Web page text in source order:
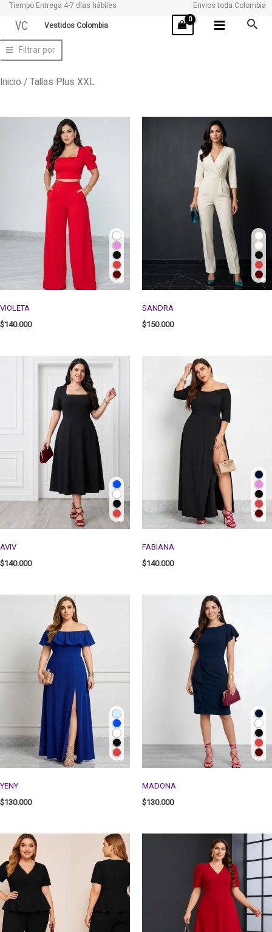
contenido
Tiempo Entrega 4-7 días hábiles Envios toda Colombia
VC Vestidos Colombia
Filtrar por
Inicio / Tallas Plus XXL
VIOLETA
$140.000
SANDRA
$150.000
AVIV
$140.000
FABIANA
$140.000
YENY
$130.000
MADONA
$130.000